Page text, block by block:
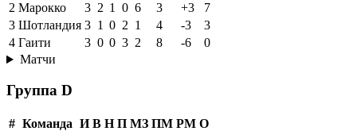
2 Марокко 3 2 1 0 6 3 +3
7
3 Шотландия 3 1 0 2 1 4 -3
3
4 Гаити 3 0 0 3 2 8 -6
0
Матчи
Группа D
# Команда И В Н П МЗ ПМ РМ О